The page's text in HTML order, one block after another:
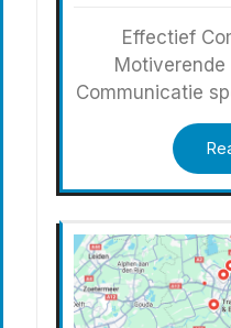
Effectief
Communicatie